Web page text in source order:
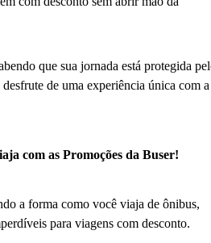
que sua jornada está protegida
de uma experiência única com a
com as Promoções da Buser!
a forma como você viaja de ônibus,
para viagens com desconto.